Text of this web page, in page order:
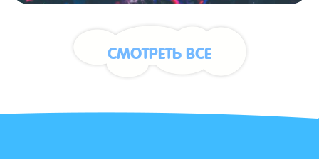
СМОТРЕТЬ ВСЕ